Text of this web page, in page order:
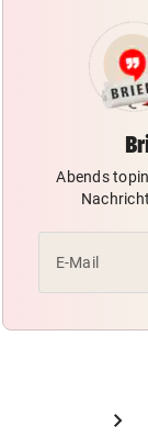
Abends
E-Mail
chevron_right